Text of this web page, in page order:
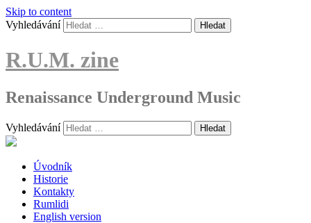
Skip to content
Vyhledávání
R.U.M. zine
Renaissance Underground Music
Vyhledávání
Úvodník
Historie
Kontakty
Rumlidi
English version